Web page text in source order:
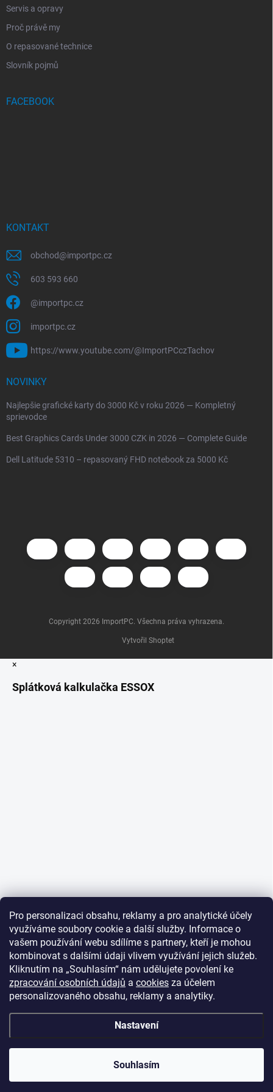
Pro personalizaci obsahu, reklamy a pro analytické účely
využíváme soubory cookie a další služby. Informace o
vašem používání webu sdílíme s partnery, kteří je mohou
kombinovat s dalšími údaji vlivem využívání jejich služeb.
Kliknutím na „Souhlasím“ nám udělujete povolení ke
zpracování osobních údajů a cookies za účelem
personalizovaného obsahu, reklamy a analytiky.
Nastavení
Souhlasím
Servis a opravy
Proč právě my
O repasované technice
Slovník pojmů
FACEBOOK
KONTAKT
obchod@importpc.cz
603 593 660
@importpc.cz
importpc.cz
https://www.youtube.com/@ImportPCczTachov
NOVINKY
Najlepšie grafické karty do 3000 Kč v roku 2026 — Kompletný
sprievodce
Best Graphics Cards Under 3000 CZK in 2026 — Complete Guide
Dell Latitude 5310 – repasovaný FHD notebook za 5000 Kč
Vytvořil Shoptet
Copyright 2026 ImportPC. Všechna práva vyhrazena.
×
Splátková kalkulačka ESSOX